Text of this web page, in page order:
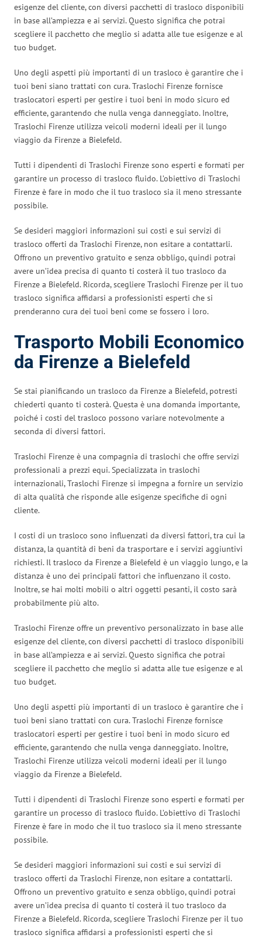
esigenze del cliente, con diversi pacchetti di trasloco disponibili
in base all’ampiezza e ai servizi. Questo significa che potrai
scegliere il pacchetto che meglio si adatta alle tue esigenze e al
tuo budget.
Uno degli aspetti più importanti di un trasloco è garantire che i
tuoi beni siano trattati con cura. Traslochi Firenze fornisce
traslocatori esperti per gestire i tuoi beni in modo sicuro ed
efficiente, garantendo che nulla venga danneggiato. Inoltre,
Traslochi Firenze utilizza veicoli moderni ideali per il lungo
viaggio da Firenze a Bielefeld.
Tutti i dipendenti di Traslochi Firenze sono esperti e formati per
garantire un processo di trasloco fluido. L’obiettivo di Traslochi
Firenze è fare in modo che il tuo trasloco sia il meno stressante
possibile.
Se desideri maggiori informazioni sui costi e sui servizi di
trasloco offerti da Traslochi Firenze, non esitare a contattarli.
Offrono un preventivo gratuito e senza obbligo, quindi potrai
avere un’idea precisa di quanto ti costerà il tuo trasloco da
Firenze a Bielefeld. Ricorda, scegliere Traslochi Firenze per il tuo
trasloco significa affidarsi a professionisti esperti che si
prenderanno cura dei tuoi beni come se fossero i loro.
Trasporto Mobili Economico
da Firenze a Bielefeld
Se stai pianificando un trasloco da Firenze a Bielefeld, potresti
chiederti quanto ti costerà. Questa è una domanda importante,
poiché i costi del trasloco possono variare notevolmente a
seconda di diversi fattori.
Traslochi Firenze è una compagnia di traslochi che offre servizi
professionali a prezzi equi. Specializzata in traslochi
internazionali, Traslochi Firenze si impegna a fornire un servizio
di alta qualità che risponde alle esigenze specifiche di ogni
cliente.
I costi di un trasloco sono influenzati da diversi fattori, tra cui la
distanza, la quantità di beni da trasportare e i servizi aggiuntivi
richiesti. Il trasloco da Firenze a Bielefeld è un viaggio lungo, e la
distanza è uno dei principali fattori che influenzano il costo.
Inoltre, se hai molti mobili o altri oggetti pesanti, il costo sarà
probabilmente più alto.
Traslochi Firenze offre un preventivo personalizzato in base alle
esigenze del cliente, con diversi pacchetti di trasloco disponibili
in base all’ampiezza e ai servizi. Questo significa che potrai
scegliere il pacchetto che meglio si adatta alle tue esigenze e al
tuo budget.
Uno degli aspetti più importanti di un trasloco è garantire che i
tuoi beni siano trattati con cura. Traslochi Firenze fornisce
traslocatori esperti per gestire i tuoi beni in modo sicuro ed
efficiente, garantendo che nulla venga danneggiato. Inoltre,
Traslochi Firenze utilizza veicoli moderni ideali per il lungo
viaggio da Firenze a Bielefeld.
Tutti i dipendenti di Traslochi Firenze sono esperti e formati per
garantire un processo di trasloco fluido. L’obiettivo di Traslochi
Firenze è fare in modo che il tuo trasloco sia il meno stressante
possibile.
Se desideri maggiori informazioni sui costi e sui servizi di
trasloco offerti da Traslochi Firenze, non esitare a contattarli.
Offrono un preventivo gratuito e senza obbligo, quindi potrai
avere un’idea precisa di quanto ti costerà il tuo trasloco da
Firenze a Bielefeld. Ricorda, scegliere Traslochi Firenze per il tuo
trasloco significa affidarsi a professionisti esperti che si